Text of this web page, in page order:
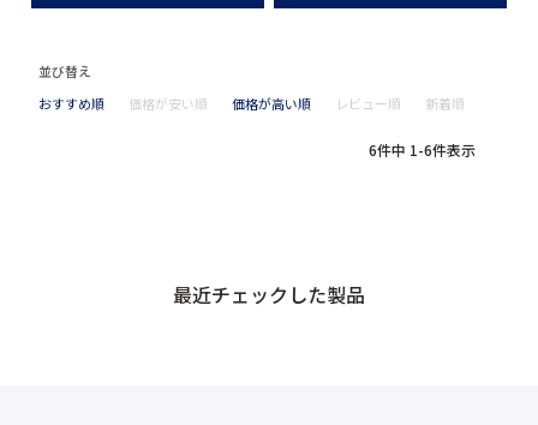
並び替え
おすすめ順
価格が安い順 価格が高い順 レビュー順 新着順
6件中 1-6件表示
最近チェックした製品